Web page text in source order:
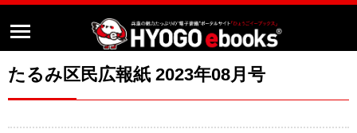
たるみ区民広報紙 2023年08月号